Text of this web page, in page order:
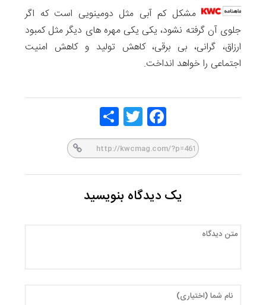
مشکل کم آبی مثل دومینویی است که اگر
جلوی آن گرفته نشود، یکی یکی مهره های دیگر مثل کمبود
ارزاق، گرانی، بی برقی، کاهش تولید و کاهش امنیت
اجتماعی را خواهد انداخت.
Face
book
Twitt
er
یک دیدگاه بنویسید